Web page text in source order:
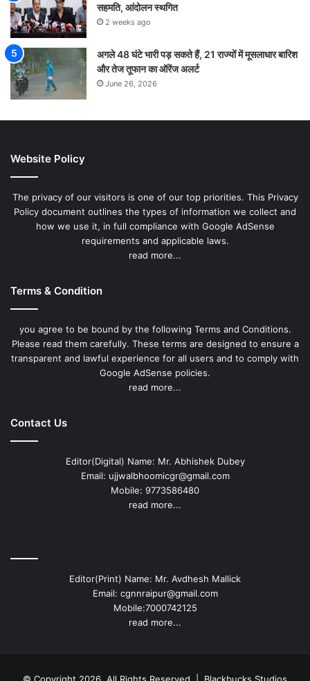
सहमति, आंदोलन स्थगित
2 weeks ago
अगले 48 घंटे भारी पड़ सकते हैं, 21 राज्यों में मूसलाधार बारिश
और तेज तूफान का ऑरेंज अलर्ट
June 26, 2026
Website Policy
The privacy of our visitors is one of our top priorities. This Privacy
Policy document outlines the types of information we collect and
how we use it, in full compliance with Google AdSense
requirements and applicable laws.
read more...
Terms & Condition
you agree to be bound by the following Terms and Conditions.
Please read them carefully. These terms are designed to ensure a
transparent and lawful experience for all users and to comply with
Google AdSense policies.
read more...
Contact Us
Editor(Digital) Name: Mr. Abhishek Dubey
Email: ujjwalbhoomicgr@gmail.com
Mobile: 9773586480
read more...
Editor(Print) Name: Mr. Avdhesh Mallick
Email: cgnnraipur@gmail.com
Mobile:7000742125
read more...